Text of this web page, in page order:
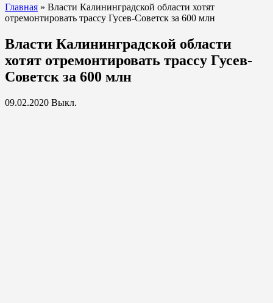
Главная » Власти Калининградской области хотят
отремонтировать трассу Гусев-Советск за 600 млн
Власти Калининградской области
хотят отремонтировать трассу Гусев-
Советск за 600 млн
09.02.2020 Выкл.